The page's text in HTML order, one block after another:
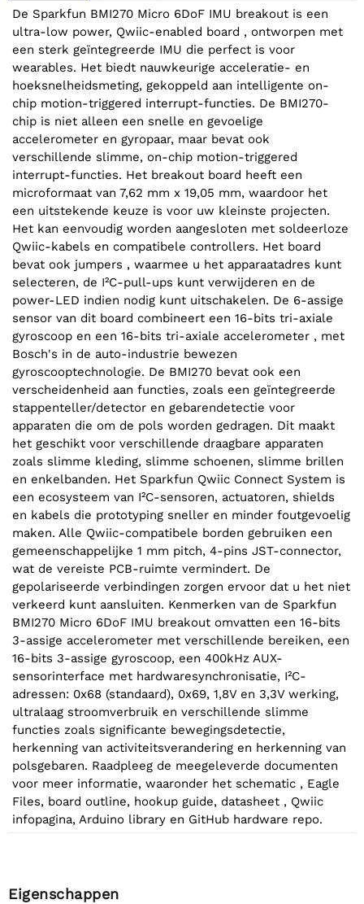
De Sparkfun BMI270 Micro 6DoF IMU breakout is een
ultra-low power, Qwiic-enabled board , ontworpen met
een sterk geïntegreerde IMU die perfect is voor
wearables. Het biedt nauwkeurige acceleratie- en
hoeksnelheidsmeting, gekoppeld aan intelligente on-
chip motion-triggered interrupt-functies. De BMI270-
chip is niet alleen een snelle en gevoelige
accelerometer en gyropaar, maar bevat ook
verschillende slimme, on-chip motion-triggered
interrupt-functies. Het breakout board heeft een
microformaat van 7,62 mm x 19,05 mm, waardoor het
een uitstekende keuze is voor uw kleinste projecten.
Het kan eenvoudig worden aangesloten met soldeerloze
Qwiic-kabels en compatibele controllers. Het board
bevat ook jumpers , waarmee u het apparaatadres kunt
selecteren, de I²C-pull-ups kunt verwijderen en de
power-LED indien nodig kunt uitschakelen. De 6-assige
sensor van dit board combineert een 16-bits tri-axiale
gyroscoop en een 16-bits tri-axiale accelerometer , met
Bosch's in de auto-industrie bewezen
gyroscooptechnologie. De BMI270 bevat ook een
verscheidenheid aan functies, zoals een geïntegreerde
stappenteller/detector en gebarendetectie voor
apparaten die om de pols worden gedragen. Dit maakt
het geschikt voor verschillende draagbare apparaten
zoals slimme kleding, slimme schoenen, slimme brillen
en enkelbanden. Het Sparkfun Qwiic Connect System is
een ecosysteem van I²C-sensoren, actuatoren, shields
en kabels die prototyping sneller en minder foutgevoelig
maken. Alle Qwiic-compatibele borden gebruiken een
gemeenschappelijke 1 mm pitch, 4-pins JST-connector,
wat de vereiste PCB-ruimte vermindert. De
gepolariseerde verbindingen zorgen ervoor dat u het niet
verkeerd kunt aansluiten. Kenmerken van de Sparkfun
BMI270 Micro 6DoF IMU breakout omvatten een 16-bits
3-assige accelerometer met verschillende bereiken, een
16-bits 3-assige gyroscoop, een 400kHz AUX-
sensorinterface met hardwaresynchronisatie, I²C-
adressen: 0x68 (standaard), 0x69, 1,8V en 3,3V werking,
ultralaag stroomverbruik en verschillende slimme
functies zoals significante bewegingsdetectie,
herkenning van activiteitsverandering en herkenning van
polsgebaren. Raadpleeg de meegeleverde documenten
voor meer informatie, waaronder het schematic , Eagle
Files, board outline, hookup guide, datasheet , Qwiic
infopagina, Arduino library en GitHub hardware repo.
Eigenschappen